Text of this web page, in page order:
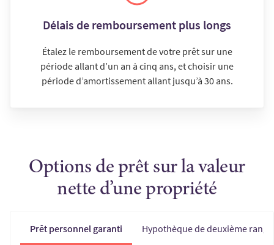
Délais de remboursement plus longs
Étalez le remboursement de votre prêt sur une
période allant d’un an à cinq ans, et choisir une
période d’amortissement allant jusqu’à 30 ans.
Options de prêt sur la valeur
nette d’une propriété
Prêt personnel garanti Hypothèque de deuxième rang